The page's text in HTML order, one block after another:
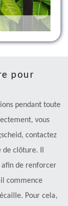
pour
pendant toute
vous
contactez
clôture. Il
afin de renforcer
commence
Pour cela,